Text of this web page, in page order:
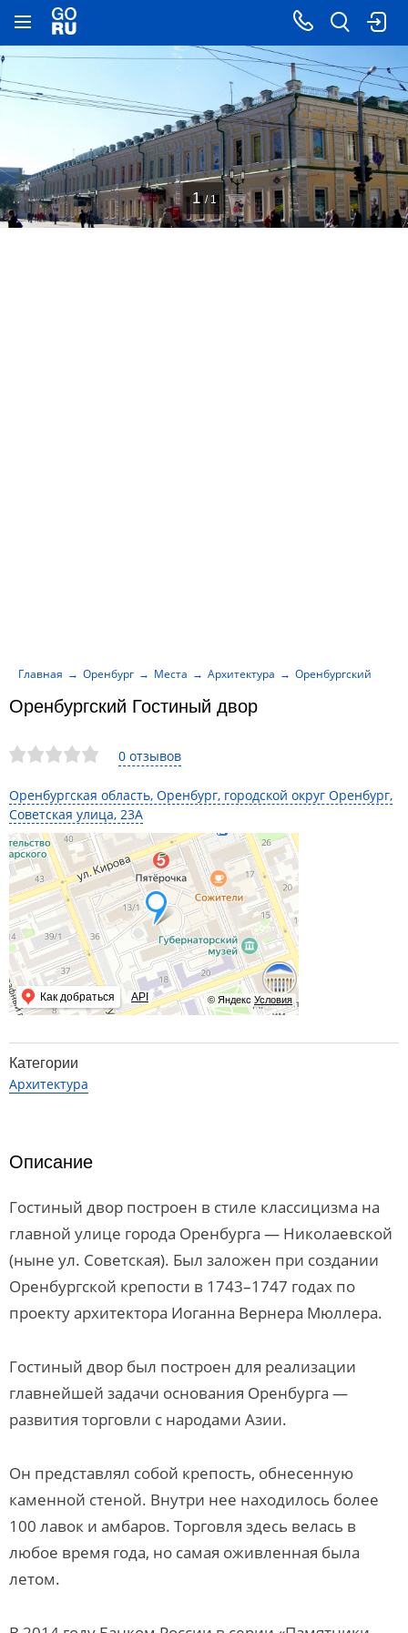
0 отзывов
Оренбургская область, Оренбург, городской округ Оренбург,
Советская улица, 23А
© Яндекс Условия
Как добраться API
Оренбургский Гостиный двор
Главная Оренбург Места Архитектура Оренбургский
1 / 1
Категории
Архитектура
Описание
Гостиный двор построен в стиле классицизма на
главной улице города Оренбурга — Николаевской
(ныне ул. Советская). Был заложен при создании
Оренбургской крепости в 1743–1747 годах по
проекту архитектора Иоганна Вернера Мюллера.
Гостиный двор был построен для реализации
главнейшей задачи основания Оренбурга —
развития торговли с народами Азии.
Он представлял собой крепость, обнесенную
каменной стеной. Внутри нее находилось более
100 лавок и амбаров. Торговля здесь велась в
любое время года, но самая оживленная была
летом.